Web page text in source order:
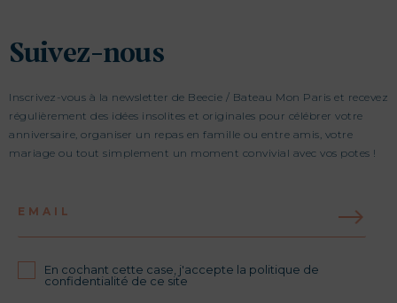
Suivez-nous
Inscrivez-vous à la newsletter de Beecie / Bateau Mon Paris et recevez
régulièrement des idées insolites et originales pour célébrer votre
anniversaire, organiser un repas en famille ou entre amis, votre
mariage ou tout simplement un moment convivial avec vos potes !
EMAIL
En cochant cette case, j'accepte la politique de
confidentialité de ce site